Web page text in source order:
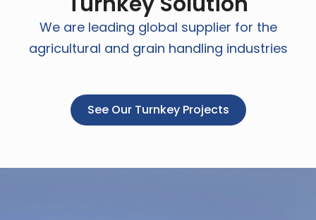
We are leading global supplier for the
agricultural and grain handling industries
See Our Turnkey Projects